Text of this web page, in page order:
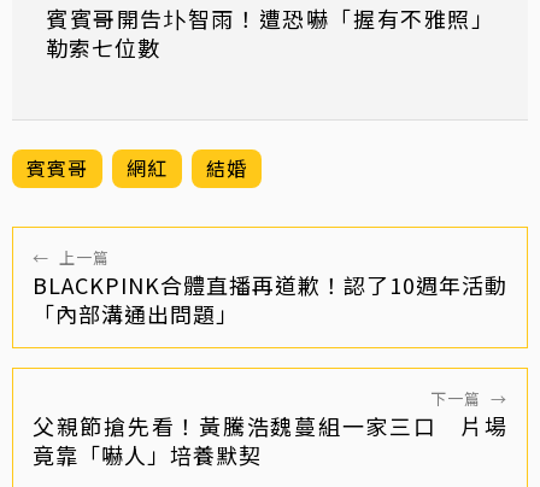
賓賓哥開告圤智雨！遭恐嚇「握有不雅照」
勒索七位數
賓賓哥 網紅 結婚
← 上一篇
BLACKPINK合體直播再道歉！認了10週年活動
「內部溝通出問題」
下一篇 →
父親節搶先看！黃騰浩魏蔓組一家三口 片場
竟靠「嚇人」培養默契